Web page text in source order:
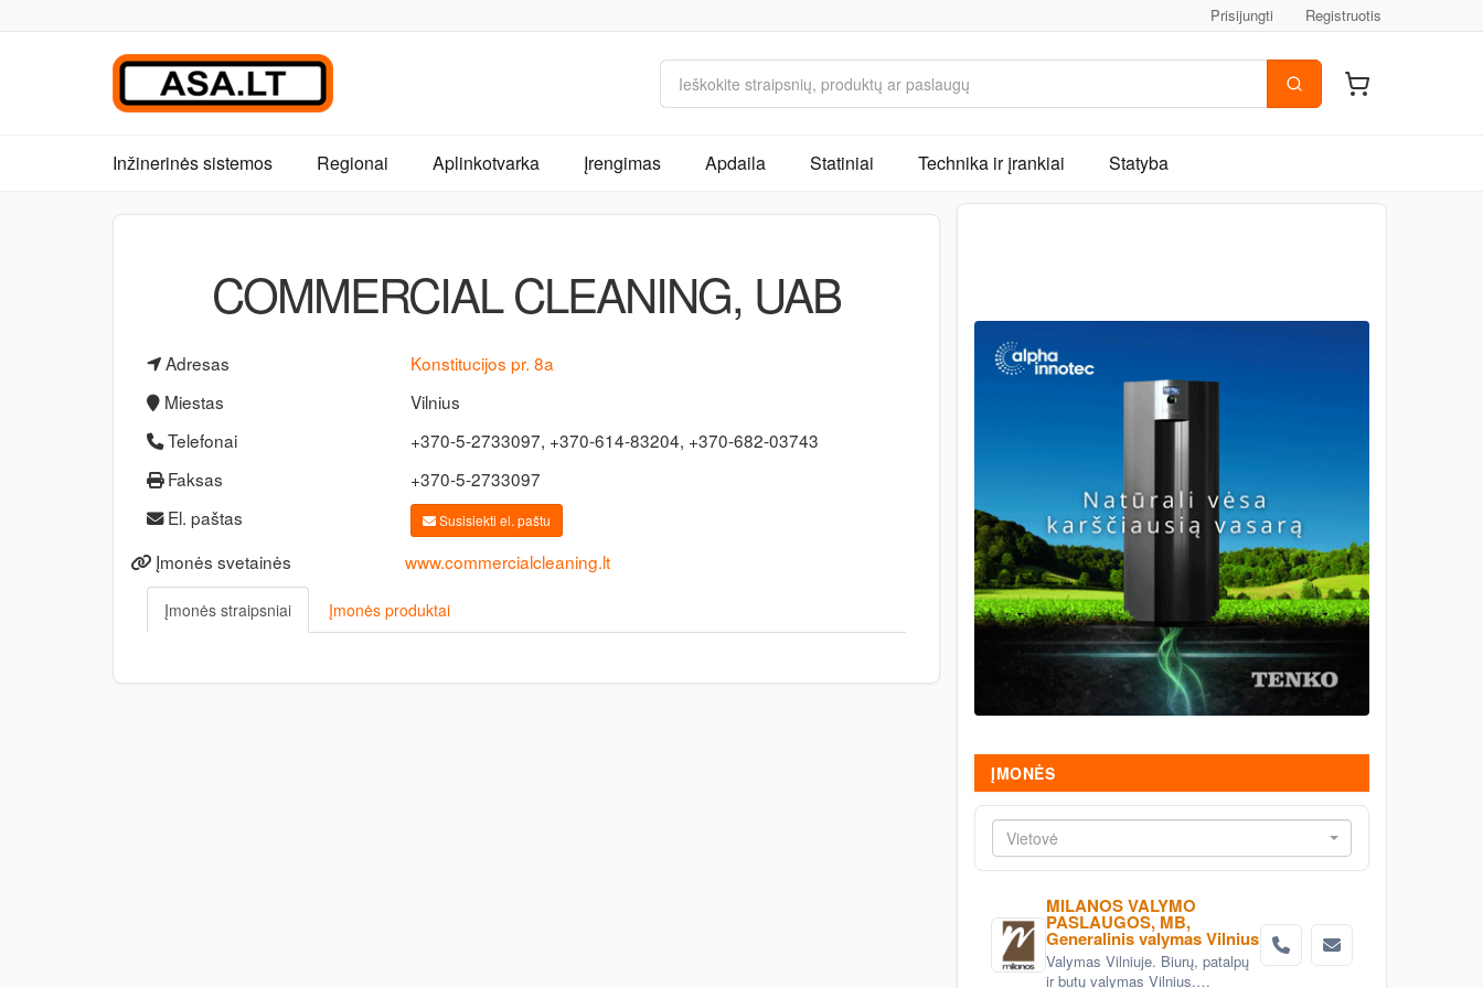
Prisijungti Registruotis
Inžinerinės sistemos Regionai Aplinkotvarka Įrengimas Apdaila Statiniai Technika ir įrankiai Statyba
COMMERCIAL CLEANING, UAB
Adresas
Konstitucijos pr. 8a
Miestas
Vilnius
Telefonai
+370-5-2733097, +370-614-83204, +370-682-03743
Faksas
+370-5-2733097
El. paštas
Susisiekti el. paštu
Įmonės svetainės www.commercialcleaning.lt
Įmonės straipsniai Įmonės produktai
ĮMONĖS
Vietovė
MILANOS VALYMO
PASLAUGOS, MB,
Generalinis valymas Vilnius
Valymas Vilniuje. Biurų, patalpų
ir butų valymas Vilnius.